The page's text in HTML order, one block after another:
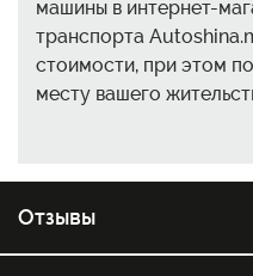
машины в интернет-
транспорта
стоимости, при этом
месту вашего
Отзывы